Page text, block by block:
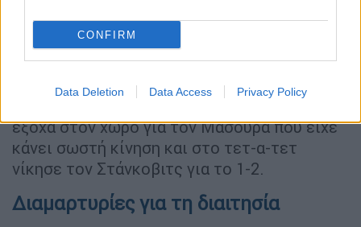
CONFIRM
Data Deletion Data Access Privacy Policy
σκορ, μένοντας μέσα στο κόλπο. Βγήκε στην
αντεπίθεση, από δεξιά ο Χέσε τροφοδότησε
κεντρικά τον Ναβάρο, αυτός έστρωσε με τη
μία στον Φορτούνη, με τη σειρά του ο
έξοχα στον χώρο για τον Μασούρα που είχε
κάνει σωστή κίνηση και στο τετ-α-τετ
νίκησε τον Στάνκοβιτς για το 1-2.
Διαμαρτυρίες για τη διαιτησία